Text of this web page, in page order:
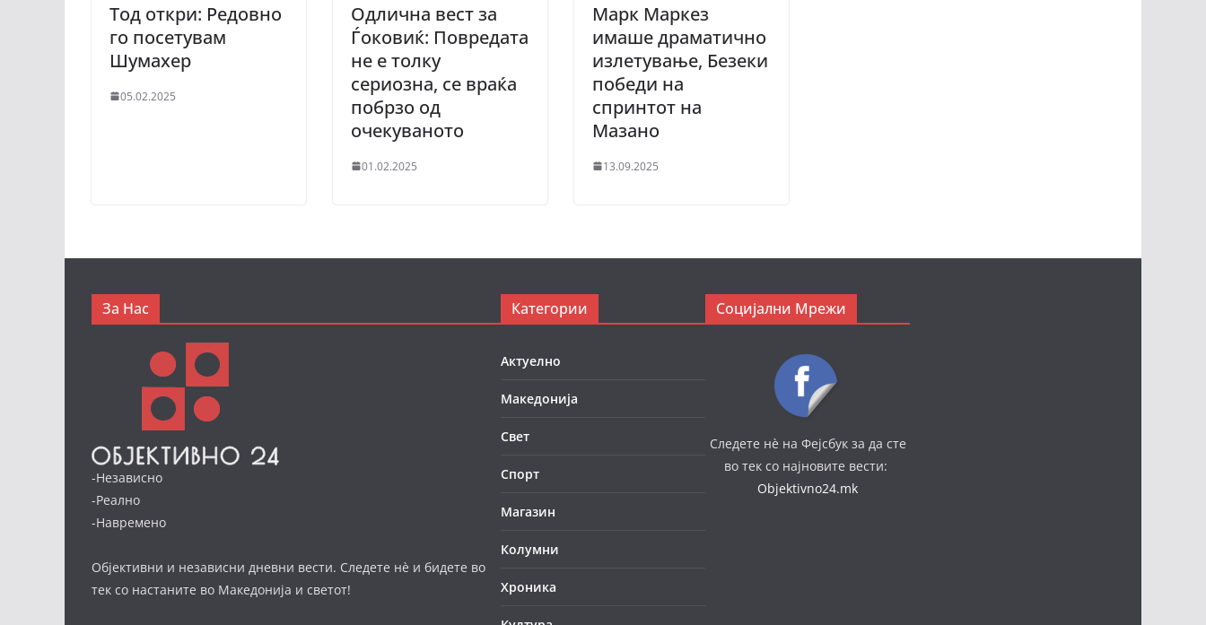
Тод откри: Редовно
го посетувам
Шумахер
05.02.2025
Одлична вест за
Ѓоковиќ: Повредата
не е толку
сериозна, се враќа
побрзо од
очекуваното
01.02.2025
Марк Маркез
имаше драматично
излетување, Безеки
победи на
спринтот на
Мазано
13.09.2025
За Нас
-Независно
-Реално
-Навремено
Објективни и независни дневни вести. Следете нè и бидете во
тек со настаните во Македонија и светот!
Категории
Актуелно
Македонија
Свет
Спорт
Магазин
Колумни
Хроника
Социјални Мрежи
Следете нè на Фејсбук за да сте
во тек со најновите вести:
Objektivno24.mk